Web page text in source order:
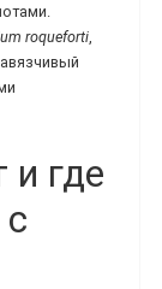
roqueforti
и где